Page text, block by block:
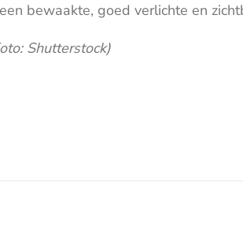
bewaakte, goed verlichte en
Shutterstock)